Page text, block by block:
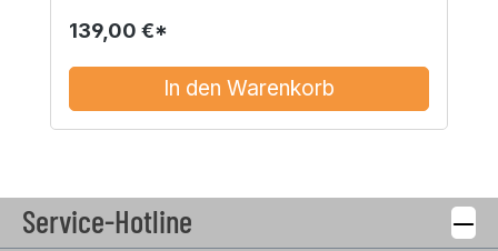
139,00 €*
In den Warenkorb
Service-Hotline